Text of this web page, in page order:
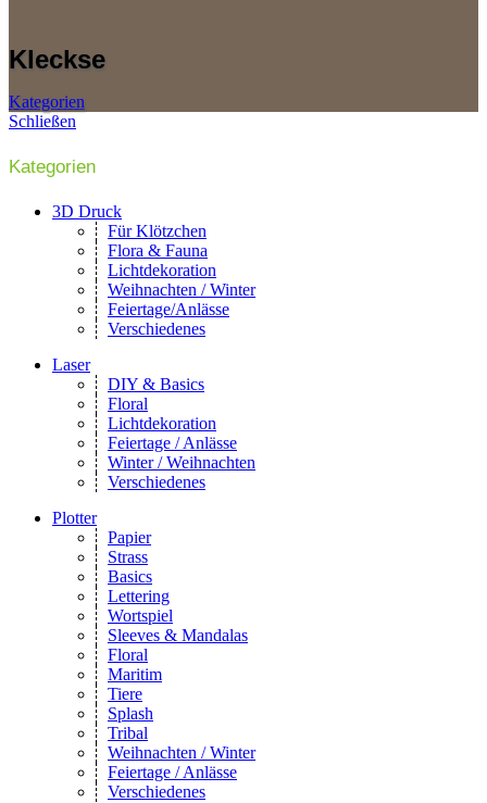
Kleckse
Kategorien
Schließen
Kategorien
3D Druck
Für Klötzchen
Flora & Fauna
Lichtdekoration
Weihnachten / Winter
Feiertage/Anlässe
Verschiedenes
Laser
DIY & Basics
Floral
Lichtdekoration
Feiertage / Anlässe
Winter / Weihnachten
Verschiedenes
Plotter
Papier
Strass
Basics
Lettering
Wortspiel
Sleeves & Mandalas
Floral
Maritim
Tiere
Splash
Tribal
Weihnachten / Winter
Feiertage / Anlässe
Verschiedenes